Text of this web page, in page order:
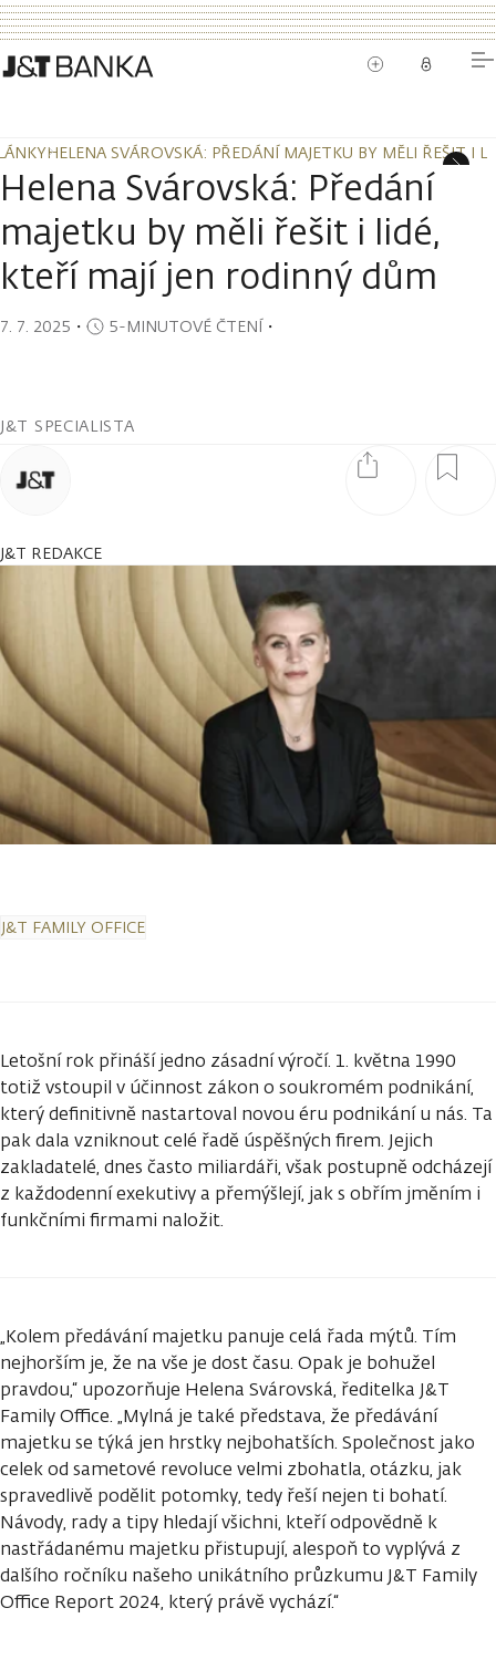
HELENA SVÁROVSKÁ: PŘEDÁNÍ MAJETKU BY MĚLI ŘEŠIT I
HELENA SVÁROVSKÁ: PŘEDÁNÍ MAJETKU BY MĚLI ŘEŠIT I
Helena Svárovská: Předání
majetku by měli řešit i lidé,
kteří mají jen rodinný dům
7. 7. 2025 ・ 5-MINUTOVÉ ČTENÍ・
J&T SPECIALISTA
J&T REDAKCE
J&T FAMILY OFFICE
Letošní rok přináší jedno zásadní výročí. 1. května 1990
totiž vstoupil v účinnost zákon o soukromém podnikání,
který definitivně nastartoval novou éru podnikání u nás. Ta
pak dala vzniknout celé řadě úspěšných firem. Jejich
zakladatelé, dnes často miliardáři, však postupně odcházejí
z každodenní exekutivy a přemýšlejí, jak s obřím jměním i
funkčními firmami naložit.
„Kolem předávání majetku panuje celá řada mýtů. Tím
nejhorším je, že na vše je dost času. Opak je bohužel
pravdou,“ upozorňuje Helena Svárovská, ředitelka J&T
Family Office. „Mylná je také představa, že předávání
majetku se týká jen hrstky nejbohatších. Společnost jako
celek od sametové revoluce velmi zbohatla, otázku, jak
spravedlivě podělit potomky, tedy řeší nejen ti bohatí.
Návody, rady a tipy hledají všichni, kteří odpovědně k
nastřádanému majetku přistupují, alespoň to vyplývá z
dalšího ročníku našeho unikátního průzkumu J&T Family
Office Report 2024, který právě vychází.“